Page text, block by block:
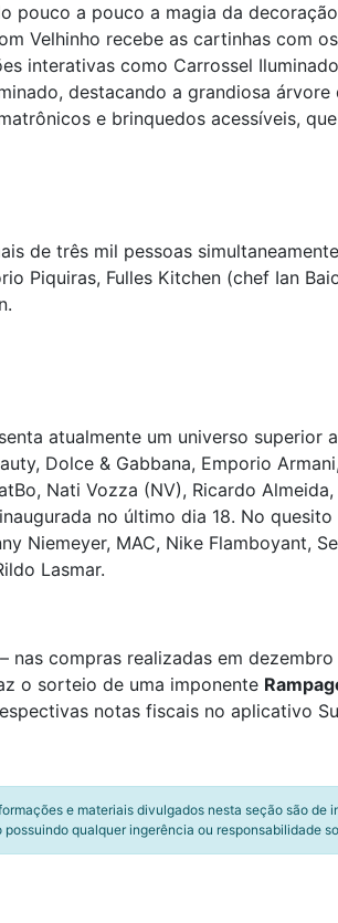
pouco a pouco a magia da
Velhinho recebe as cartinhas com
interativas como Carrossel
destacando a grandiosa
e brinquedos acessíveis,
de três mil pessoas
Piquiras, Fulles Kitchen (chef Ian
atualmente um universo
Dolce & Gabbana, Emporio
Nati Vozza (NV), Ricardo
no último dia 18. No
Niemeyer, MAC, Nike Flamboyant,
Lasmar.
– nas compras realizadas em
o sorteio de uma imponente
notas fiscais no aplicativo
e materiais divulgados nesta seção são
qualquer ingerência ou responsabilidade